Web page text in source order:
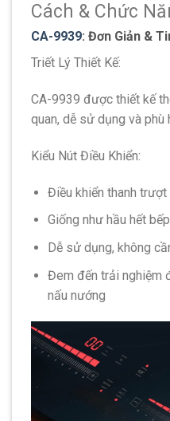
Cách & Chức
CA-9939: Đơn Giản &
Triết Lý Thiết Kế:
CA-9939 được thiết kế
quan, dễ sử dụng và phù
Kiểu Nút Điều Khiển:
Điều khiển thanh trượt
Giống như hầu hết
Dễ sử dụng, không
Đem đến trải nghiệm
nấu nướng